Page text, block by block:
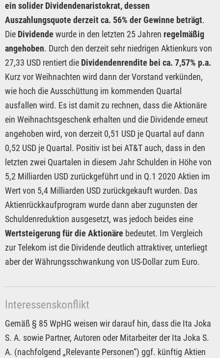
ein solider Dividendenaristokrat, dessen
Auszahlungsquote derzeit ca. 56% der Gewinne beträgt.
Die Dividende wurde in den letzten 25 Jahren regelmäßig
angehoben. Durch den derzeit sehr niedrigen Aktienkurs von
27,33 USD rentiert die Dividendenrendite bei ca. 7,57% p.a.
Kurz vor Weihnachten wird dann der Vorstand verkünden,
wie hoch die Ausschüttung im kommenden Quartal
ausfallen wird. Es ist damit zu rechnen, dass die Aktionäre
ein Weihnachtsgeschenk erhalten und die Dividende erneut
angehoben wird, von derzeit 0,51 USD je Quartal auf dann
0,52 USD je Quartal. Positiv ist bei AT&T auch, dass in den
letzten zwei Quartalen in diesem Jahr Schulden in Höhe von
5,2 Milliarden USD zurückgeführt und in Q.1 2020 Aktien im
Wert von 5,4 Milliarden USD zurückgekauft wurden. Das
Aktienrückkaufprogram wurde dann aber zugunsten der
Schuldenreduktion ausgesetzt, was jedoch beides eine
Wertsteigerung für die Aktionäre bedeutet. Im Vergleich
zur Telekom ist die Dividende deutlich attraktiver, unterliegt
aber der Währungsschwankung von US-Dollar zum Euro.
Interessenskonflikt
Gemäß § 85 WpHG weisen wir darauf hin, dass die Ita Joka
S. A. sowie Partner, Autoren oder Mitarbeiter der Ita Joka S.
A. (nachfolgend „Relevante Personen“) ggf. künftig Aktien